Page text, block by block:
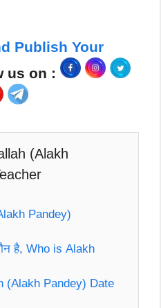
Publish Your
us on :
(Alakh
Pandey)
है, Who is Alakh
(Alakh Pandey) Date